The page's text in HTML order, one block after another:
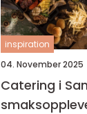
inspiration
04. November 2025
Catering i